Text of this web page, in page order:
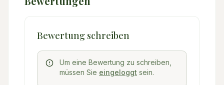
Bewertung schreiben
Um eine Bewertung zu schreiben,
müssen Sie eingeloggt sein.